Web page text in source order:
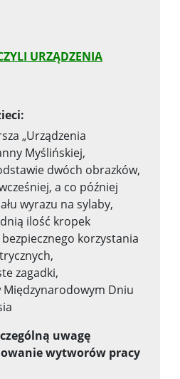
URZĄDZENIA
„Urządzenia
Myślińskiej,
dwóch obrazków,
a co później
wyrazu na sylaby,
ilość kropek
korzystania
zagadki,
Międzynarodowym Dniu
uwagę
wytworów pracy